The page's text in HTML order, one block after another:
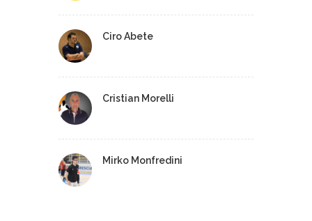
Ciro Abete
Cristian Morelli
Mirko Monfredini